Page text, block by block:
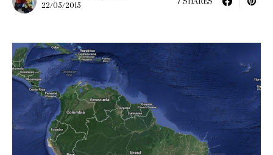
22/05/2015